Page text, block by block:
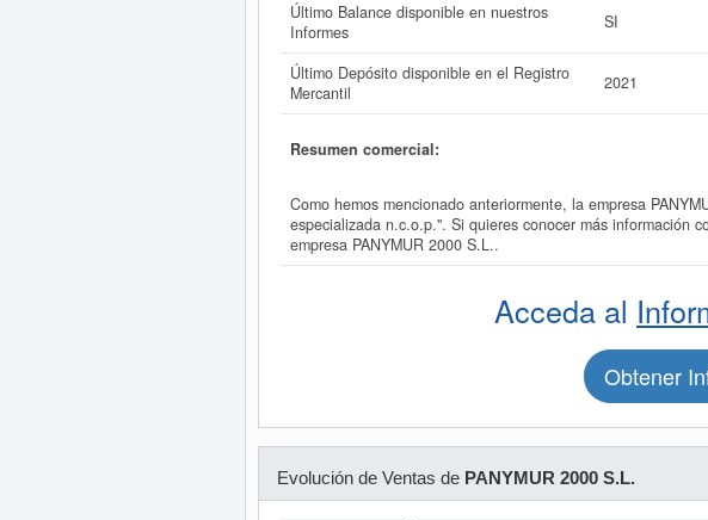
Último Balance disponible en nuestros
Informes
SI
Último Depósito disponible en el Registro
Mercantil
2021
Resumen comercial:
Como hemos mencionado anteriormente, la empresa
especializada n.c.o.p.". Si quieres conocer más información
empresa PANYMUR 2000 S.L..
Acceda al
Obtener
Evolución de Ventas de PANYMUR 2000 S.L.